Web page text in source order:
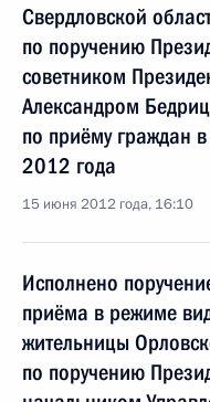
Свердловской
по поручению
советником
Александром
по приёму граждан
2012 года
15 июня 2012 года, 16:10
Исполнено
приёма в режиме
жительницы
по поручению